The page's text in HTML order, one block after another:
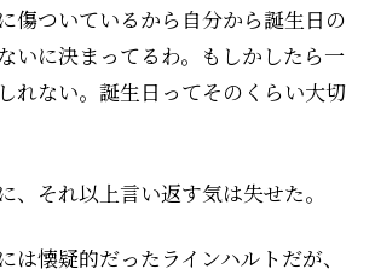
傷ついているから自分から誕生日の
いに決まってるわ。もしかしたら一
れない。誕生日ってそのくらい大切
、それ以上言い返す気は失せた。
懐疑的だったラインハルトだが、